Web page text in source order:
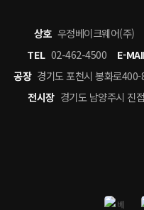
상호 우정베이크웨어(주)
TEL 02-462-4500 E-
공장 경기도 포천시 봉화로
전시장 경기도 남양주시 진